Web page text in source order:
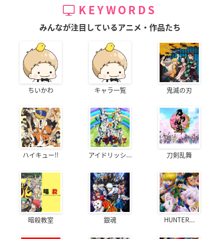
KEYWORDS
みんなが注目しているアニメ・作品たち
ちいかわ キャラ一覧 鬼滅の刃
ハイキュー!! アイドリッシ... 刀剣乱舞
暗殺教室 銀魂 HUNTER...